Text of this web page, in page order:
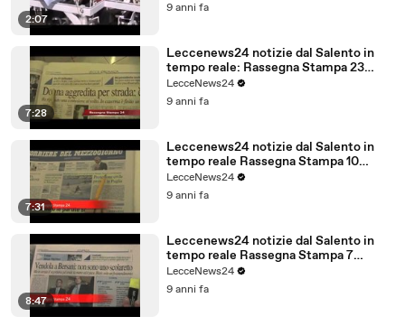
2:07
9 anni fa
7:28
Leccenews24 notizie dal Salento in
tempo reale: Rassegna Stampa 23
Febbraio
LecceNews24
9 anni fa
7:31
Leccenews24 notizie dal Salento in
tempo reale Rassegna Stampa 10
Giugno
LecceNews24
9 anni fa
8:47
Leccenews24 notizie dal Salento in
tempo reale Rassegna Stampa 7
Giugno
LecceNews24
9 anni fa